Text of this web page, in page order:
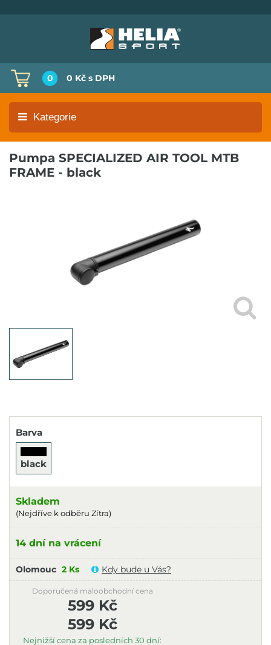
0 0 Kč s DPH
Kategorie
Pumpa SPECIALIZED AIR TOOL MTB
FRAME - black
Barva
black
Skladem
(Nejdříve k odběru Zítra)
14 dní na vrácení
Olomouc 2 Ks Kdy bude u Vás?
599 Kč
Nejnižší cena za posledních 30 dní:
Doporučená maloobchodní cena
599 Kč